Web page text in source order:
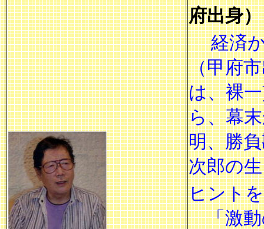
府出身）
経済
（甲府
は、裸
ら、幕
明、勝
次郎の
ヒント
「激動